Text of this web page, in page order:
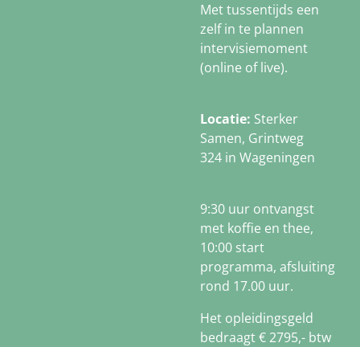
Met tussentijds een
zelf in te plannen
intervisiemoment
(online of live).
Locatie: Sterker
Samen, Grintweg
324 in Wageningen
9:30 uur ontvangst
met koffie en thee,
10:00 start
programma, afsluiting
rond 17.00 uur.
Het opleidingsgeld
bedraagt € 2795,- btw